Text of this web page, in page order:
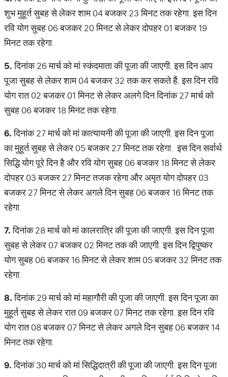
शुभ मुहूर्त सुबह से लेकर शाम 04 बजकर 23 मिनट तक रहेगा. इस दिन
रवि योग सुबह 06 बजकर 20 मिनट से लेकर दोपहर 01 बजकर 19
मिनट तक रहेगा.
5.दिनांक 26 मार्च को मां स्कंदमाता की पूजा की जाएगी. इस दिन आप
पूजा सुबह से लेकर शाम 04 बजकर 32 तक कर सकते हैं. इस दिन रवि
योग रात 02 बजकर 01 मिनट से लेकर अलगे दिन दिनांक 27 मार्च को
सुबह 06 बजकर 18 मिनट तक रहेगा.
6.दिनांक 27 मार्च को मां कात्यायनी की पूजा की जाएगी. इस दिन पूजा
का मुहूर्त सुबह से लेकर 05 बजकर 27 मिनट तक रहेगा. इस दिन सर्वार्थ
सिद्धि योग पूरे दिन है और रवि योग सुबह 06 बजकर 18 मिनट से लेकर
दोपहर 03 बजकर 27 मिनट तजक रहेगा और अमृत योग दोपहर 03
बजकर 27 मिनट से लेकर अगले दिन सुबह 06 बजकर 16 मिनट तक
रहेगा.
7.दिनांक 28 मार्च को मां कालरात्रि की पूजा की जाएगी. इस दिन पूजा
सुबह से लेकर 07 बजकर 02 मिनट तक की जाएगी. इस दिन द्विपुष्कर
योग सुबह 06 बजकर 16 मिनट से लेकर शाम 05 बजकर 32 मिनट तक
रहेगा.
8.दिनांक 29 मार्च को मां महागौरी की पूजा की जाएगी. इस दिन पूजा का
मुहूर्त सुबह से लेकर रात 09 बजकर 07 मिनट तक रहेगा. इस दिन रवि
योग रात 08 बजकर 07 मिनट से लेकर अगले दिन सुबह 06 बजकर 14
मिनट तक रहेगा.
9.दिनांक 30 मार्च को मां सिद्धिदात्री की पूजा की जाएगी. इस दिन पूजा